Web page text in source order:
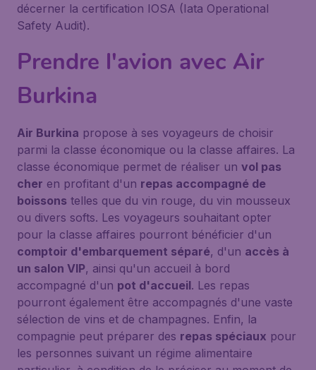
décerner la certification IOSA (Iata Operational
Safety Audit).
Prendre l'avion avec Air
Burkina
Air Burkina propose à ses voyageurs de choisir
parmi la classe économique ou la classe affaires. La
classe économique permet de réaliser un vol pas
cher en profitant d'un repas accompagné de
boissons telles que du vin rouge, du vin mousseux
ou divers softs. Les voyageurs souhaitant opter
pour la classe affaires pourront bénéficier d'un
comptoir d'embarquement séparé, d'un accès à
un salon VIP, ainsi qu'un accueil à bord
accompagné d'un pot d'accueil. Les repas
pourront également être accompagnés d'une vaste
sélection de vins et de champagnes. Enfin, la
compagnie peut préparer des repas spéciaux pour
les personnes suivant un régime alimentaire